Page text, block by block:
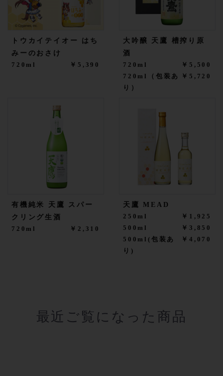
トウカイテイオー はち
みーのおさけ
720ml ￥5,390
大吟醸 天鷹 槽搾り原
酒
720ml
￥5,500
720ml（包装あ
り）
￥5,720
有機純米 天鷹 スパー
クリング生酒
720ml ￥2,310
天鷹 MEAD
250ml
￥1,925
500ml
￥3,850
500ml(包装あ
り)
￥4,070
最近ご覧になった商品